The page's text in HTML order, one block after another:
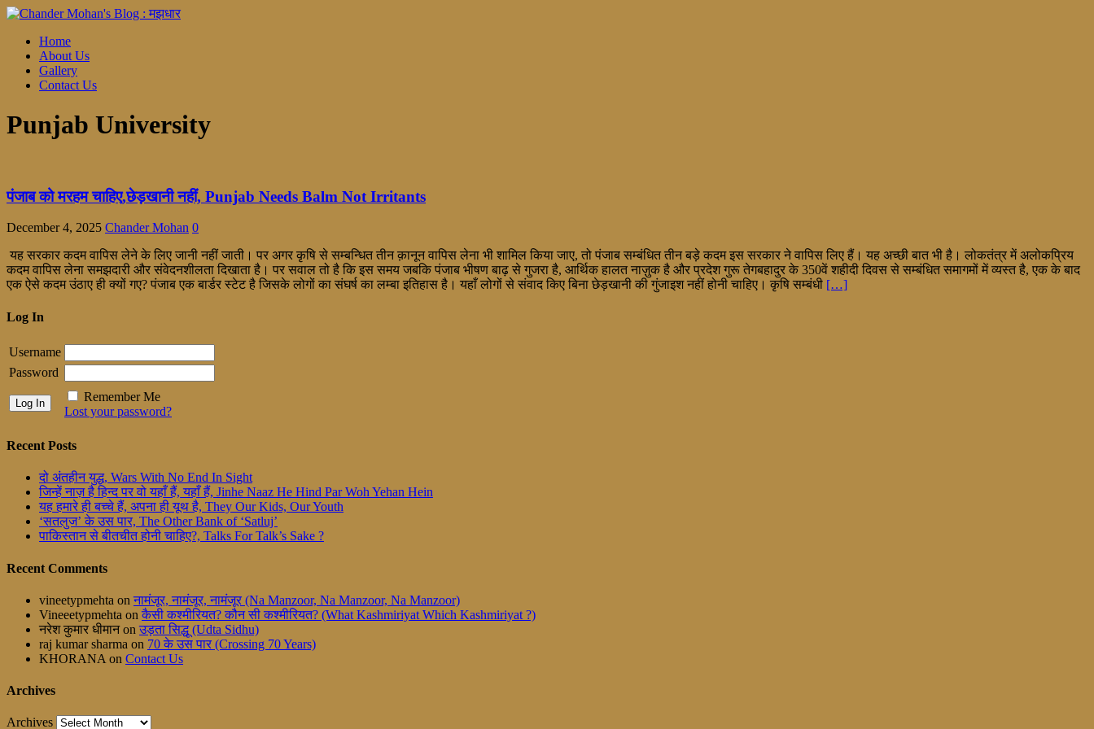
Home
About Us
Gallery
Contact Us
Punjab University
पंजाब को मरहम चाहिए,छेड़खानी नहीं, Punjab Needs Balm Not Irritants
December 4, 2025 Chander Mohan 0
यह सरकार कदम वापिस लेने के लिए जानी नहीं जाती। पर अगर कृषि से सम्बन्धित तीन क़ानून वापिस लेना भी शामिल किया जाए, तो पंजाब सम्बंधित तीन बड़े कदम इस सरकार ने वापिस लिए हैं। यह अच्छी बात भी है। लोकतंत्र में अलोकप्रिय
कदम वापिस लेना समझदारी और संवेदनशीलता दिखाता है। पर सवाल तो है कि इस समय जबकि पंजाब भीषण बाढ़ से गुजरा है, आर्थिक हालत नाज़ुक है और प्रदेश गुरू तेगबहादुर के 350वें शहीदी दिवस से सम्बंधित समागमों में व्यस्त है, एक के बाद
एक ऐसे कदम उंठाए ही क्यों गए? पंजाब एक बार्डर स्टेट है जिसके लोगों का संघर्ष का लम्बा इतिहास है। यहाँ लोगों से संवाद किए बिना छेड़खानी की गुंजाइश नहीं होनी चाहिए। कृषि सम्बंधी […]
Log In
Username
Password
Remember Me
Lost your password?
Recent Posts
दो अंतहीन युद्ध, Wars With No End In Sight
जिन्हें नाज़ है हिन्द पर वो यहाँ हैं, यहाँ हैं, Jinhe Naaz He Hind Par Woh Yehan Hein
यह हमारे ही बच्चे हैं, अपना ही यूथ है, They Our Kids, Our Youth
‘सतलुज’ के उस पार, The Other Bank of ‘Satluj’
पाकिस्तान से बीतचीत होनी चाहिए?, Talks For Talk’s Sake ?
Recent Comments
vineetypmehta on नामंजूर, नामंजूर, नामंजूर (Na Manzoor, Na Manzoor, Na Manzoor)
Vineeetypmehta on कैसी कश्मीरियत? कौन सी कश्मीरियत? (What Kashmiriyat Which Kashmiriyat ?)
नरेश कुमार धीमानon उड़ता सिद्धू (Udta Sidhu)
raj kumar sharma on 70 के उस पार (Crossing 70 Years)
KHORANA on Contact Us
Archives
Archives